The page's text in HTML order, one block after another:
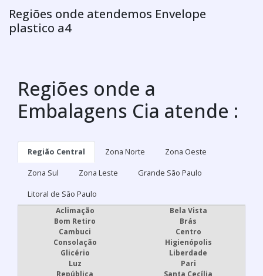
Regiões onde atendemos Envelope
plastico a4
Regiões onde a
Embalagens Cia atende :
Região Central Zona Norte
Zona Oeste
Zona Sul
Zona Leste
Grande São Paulo
Litoral de São Paulo
Aclimação
Bela Vista
Bom Retiro
Brás
Cambuci
Centro
Consolação
Higienópolis
Glicério
Liberdade
Luz
Pari
República
Santa Cecília